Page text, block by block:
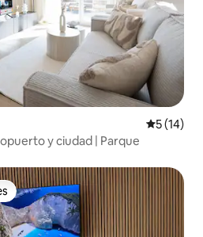
5 (14)
y ciudad | Parque